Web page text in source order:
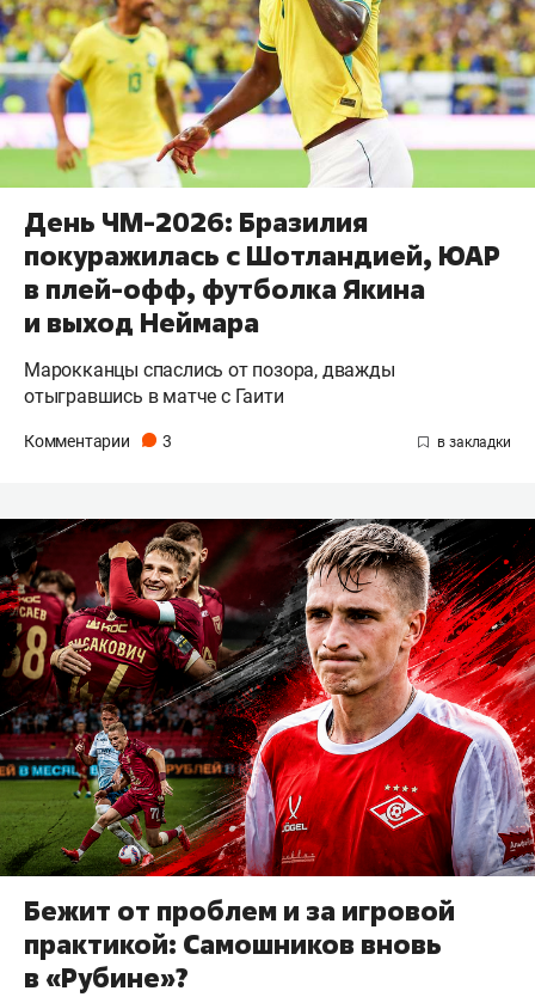
День ЧМ-2026: Бразилия
покуражилась с Шотландией, ЮАР
в плей-офф, футболка Якина
и выход Неймара
Марокканцы спаслись от позора, дважды
отыгравшись в матче с Гаити
Комментарии 3
Бежит от проблем и за игровой
практикой: Самошников вновь
в «Рубине»?